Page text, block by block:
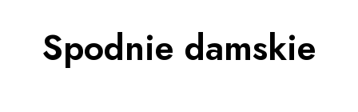
Spodnie damskie